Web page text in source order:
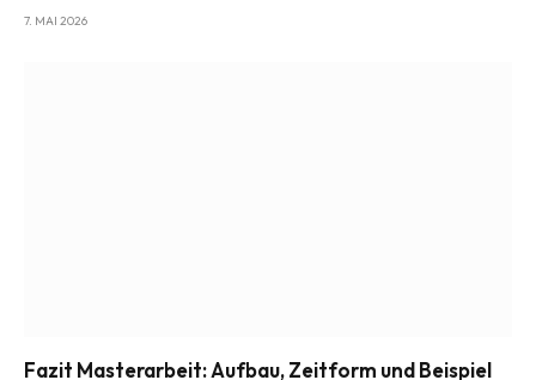
7. MAI 2026
Fazit Masterarbeit: Aufbau, Zeitform und Beispiel